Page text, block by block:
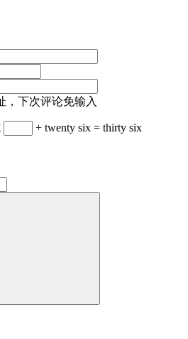
，下次评论免输入
+ twenty six = thirty six